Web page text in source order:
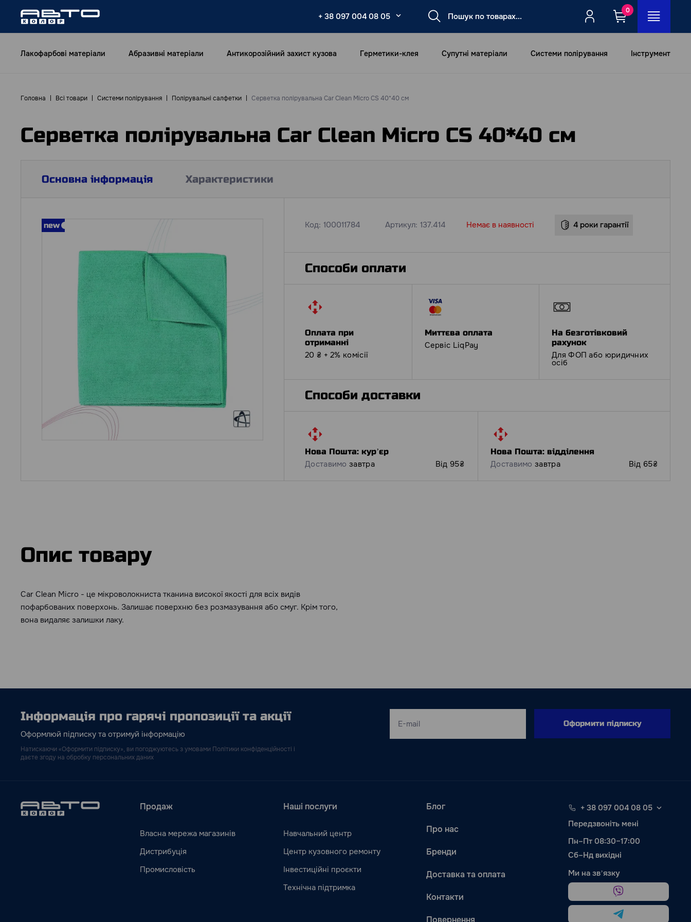
+ 38 097 004 08 05
0
Лакофарбові матеріали Абразивні матеріали Антикорозійний захист кузова Герметики-клея Супутні матеріали Системи полірування Інструмент
Головна Всі товари Системи полірування Полірувальні салфетки Серветка полірувальна Car Clean Micro CS 40*40 см
Серветка полірувальна Car Clean Micro CS 40*40 см
Основна інформація Характеристики
new Код: 100011784 Артикул: 137.414 Немає в наявності 4 роки гарантії
Способи оплати
Оплата при
отриманні
20 ₴ + 2% комісії
Миттєва оплата
Сервіс LiqPay
На безготівковий
рахунок
Для ФОП або юридичних
осіб
Способи доставки
Нова Пошта: курʼєр
Доставимо завтра Від 95₴
Нова Пошта: відділення
Доставимо завтра Від 65₴
Опис товару
Car Clean Micro - це мікроволокниста тканина високої якості для всіх видів
пофарбованих поверхонь. Залишає поверхню без розмазування або смуг. Крім того,
вона видаляє залишки лаку.
Інформація про гарячі пропозиції та акції
Оформлюй підписку та отримуй інформацію
Натискаючи «Оформити підписку», ви погоджуютесь з умовами Політики конфіденційності і
даєте згоду на обробку персональних даних
Оформити підписку
Продаж
Власна мережа магазинів
Дистрибуція
Промисловість
Наші послуги
Навчальний центр
Центр кузовного ремонту
Інвестиційні проєкти
Технічна підтримка
Блог
Про нас
Бренди
Доставка та оплата
Контакти
Повернення
+ 38 097 004 08 05
Передзвоніть мені
Пн–Пт 08:30–17:00
Сб–Нд вихідні
Ми на звʼязку